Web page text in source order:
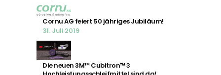
Cornu AG feiert 50 jähriges Jubiläum!
31. Juli 2019
Die neuen 3M™ Cubitron™ 3